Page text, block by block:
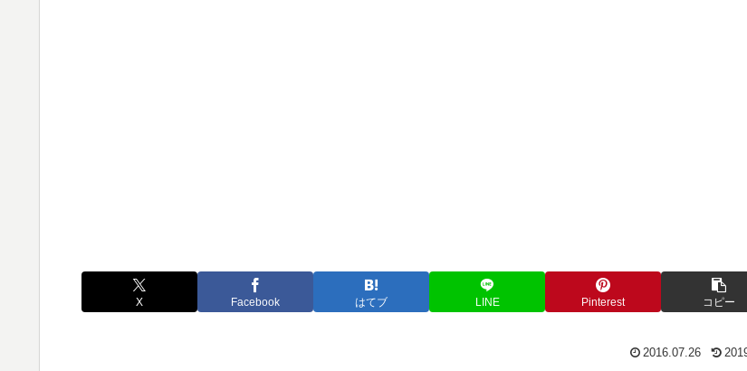
X Facebook はてブ LINE Pinterest コピー
2016.07.26